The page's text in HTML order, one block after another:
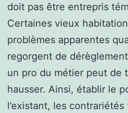
doit pas être entrepris
Certaines vieux
problèmes apparentes
regorgent de
un pro du métier peut de
hausser. Ainsi, établir le
l’existant, les